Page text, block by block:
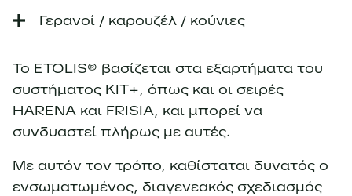
Γερανοί / καρουζέλ / κούνιες
Το ETOLIS® βασίζεται στα εξαρτήματα του
συστήματος KIT+, όπως και οι σειρές
HARENA και FRISIA, και μπορεί να
συνδυαστεί πλήρως με αυτές.
Με αυτόν τον τρόπο, καθίσταται δυνατός ο
ενσωματωμένος, διαγενεακός σχεδιασμός